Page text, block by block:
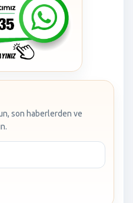
son haberlerden ve